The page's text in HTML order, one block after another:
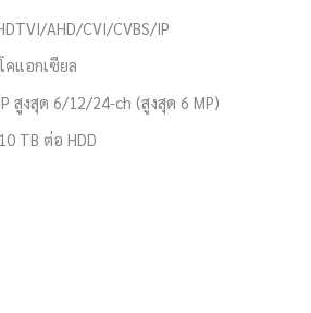
AHD/CVI/CVBS/IP
คแอกเซียล
สูงสุด 6/12/24-ch (สูงสุด 6 MP)
TB ต่อ HDD